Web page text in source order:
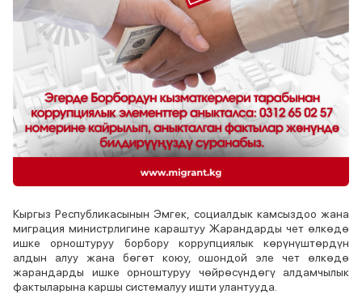
Кыргыз Республикасынын Эмгек, социалдык камсыздоо жана
миграция министрлигине караштуу Жарандарды чет өлкөдө
ишке орноштуруу борбору коррупциялык көрүнүштөрдүн
алдын алуу жана бөгөт коюу, ошондой эле чет өлкөдө
жарандарды ишке орноштуруу чөйрөсүндөгү алдамчылык
фактыларына каршы системалуу ишти улантууда.